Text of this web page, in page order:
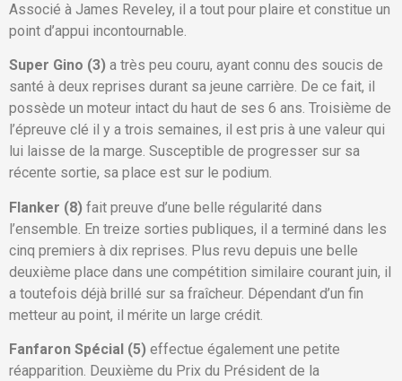
Associé à James Reveley, il a tout pour plaire et constitue un
point d’appui incontournable.
Super Gino (3) a très peu couru, ayant connu des soucis de
santé à deux reprises durant sa jeune carrière. De ce fait, il
possède un moteur intact du haut de ses 6 ans. Troisième de
l’épreuve clé il y a trois semaines, il est pris à une valeur qui
lui laisse de la marge. Susceptible de progresser sur sa
récente sortie, sa place est sur le podium.
Flanker (8) fait preuve d’une belle régularité dans
l’ensemble. En treize sorties publiques, il a terminé dans les
cinq premiers à dix reprises. Plus revu depuis une belle
deuxième place dans une compétition similaire courant juin, il
a toutefois déjà brillé sur sa fraîcheur. Dépendant d’un fin
metteur au point, il mérite un large crédit.
Fanfaron Spécial (5) effectue également une petite
réapparition. Deuxième du Prix du Président de la